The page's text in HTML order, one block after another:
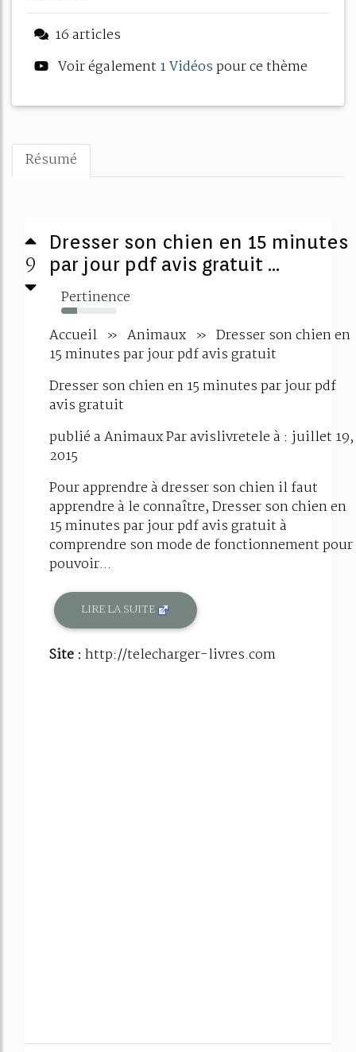
16 articles
Voir également 1 Vidéospour ce thème
Résumé
9
Dresser son chien en 15 minutes
par jour pdf avis gratuit ...
Pertinence
28%
Accueil » Animaux » Dresser son chien en
15 minutes par jour pdf avis gratuit
Dresser son chien en 15 minutes par jour pdf
avis gratuit
publié a Animaux Par avislivretele à : juillet 19,
2015
Pour apprendre à dresser son chien il faut
apprendre à le connaître, Dresser son chien en
15 minutes par jour pdf avis gratuit à
comprendre son mode de fonctionnement pour
pouvoir...
LIRE LA SUITE
Site : http://telecharger-livres.com